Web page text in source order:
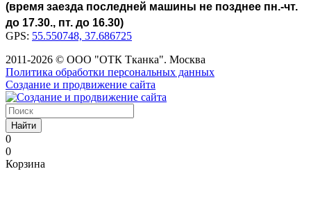
(время заезда последней машины не позднее пн.-чт.
до 17.30., пт. до 16.30)
GPS: 55.550748, 37.686725
2011-2026 © ООО "ОТК Тканка". Москва
Политика обработки персональных данных
Создание и продвижение сайта
Найти
0
0
Корзина